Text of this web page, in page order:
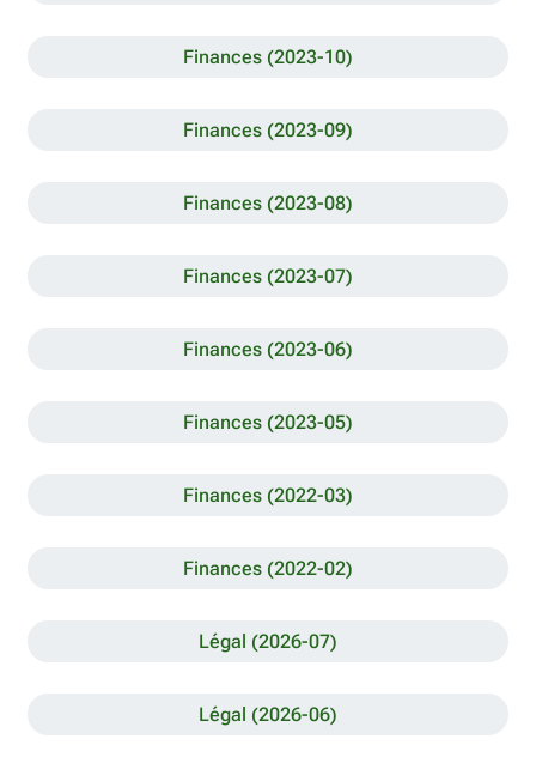
Finances (2023-10)
Finances (2023-09)
Finances (2023-08)
Finances (2023-07)
Finances (2023-06)
Finances (2023-05)
Finances (2022-03)
Finances (2022-02)
Légal (2026-07)
Légal (2026-06)